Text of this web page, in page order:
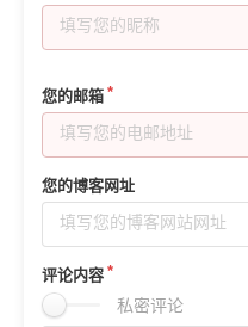
int ret =
return
    }
printk("%s
return
您的邮箱
您的博客网址
评论内容
私密评论